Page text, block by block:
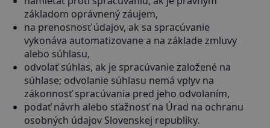
základom oprávnený záujem,
na prenosnosť údajov, ak sa spracúvanie
vykonáva automatizovane a na základe zmluvy
alebo súhlasu,
odvolať súhlas, ak je spracúvanie založené na
súhlase; odvolanie súhlasu nemá vplyv na
zákonnosť spracúvania pred jeho odvolaním,
podať návrh alebo sťažnosť na Úrad na ochranu
osobných údajov Slovenskej republiky.